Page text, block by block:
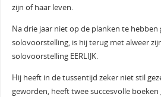
zijn of haar leven.
Na drie jaar niet op de planken te hebben
solovoorstelling, is hij terug met alweer
solovoorstelling EERLIJK.
Hij heeft in de tussentijd zeker niet stil
geworden, heeft twee succesvolle